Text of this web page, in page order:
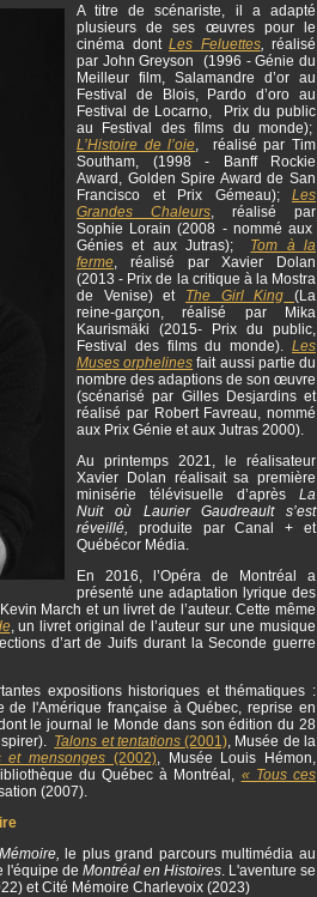
A titre de scénariste, il a adapté
plusieurs de ses œuvres pour le
cinéma dont Les Feluettes,
réalisé
par John Greyson (1996 - Génie du
Meilleur film, Salamandre d’or au
Festival de Blois, Pardo d’oro au
Festival de Locarno, Prix du public
au Festival des films du monde);
L’Histoire de l’oie , réalisé par Tim
Southam, (1998 - Banff Rockie
Award, Golden Spire Award de San
Francisco et Prix Gémeau); Les
Grandes Chaleurs , réalisé par
Sophie Lorain (2008 - nommé aux
Génies et aux Jutras); Tom à la
ferme , réalisé par Xavier Dolan
(2013 - Prix de la critique à la Mostra
de Venise) et The Girl King
(La
reine-garçon, réalisé par Mika
Kaurismäki (2015- Prix du public,
Festival des films du monde). Les
Muses orphelines fait aussi partie du
nombre des adaptions de son œuvre
(scénarisé par Gilles Desjardins et
réalisé par Robert Favreau, nommé
aux Prix Génie et aux Jutras 2000).
Au printemps 2021, le réalisateur
Xavier Dolan réalisait sa première
minisérie télévisuelle d’après La
Nuit où Laurier Gaudreault s’est
réveillé, produite par Canal + et
Québécor Média.
En 2016, l’Opéra de Montréal a
présenté une adaptation lyrique des
March et un livret de l’auteur. Cette même
, un livret original de l’auteur sur une musique
d’art de Juifs durant la Seconde guerre
expositions historiques et thématiques :
de l'Amérique française à Québec, reprise en
le journal le Monde dans son édition du 28
Talons et tentations(2001) , Musée de la
et mensonges (2002), Musée Louis Hémon,
du Québec à Montréal, « Tous ces
(2007).
le plus grand parcours multimédia au
l'équipe de Montréal en Histoires . L'aventure se
et Cité Mémoire Charlevoix (2023)